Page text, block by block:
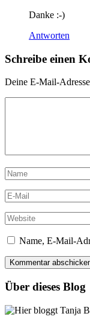
Danke :-)
Antworten
Schreibe einen
Deine E-Mail-
Name, E-Mail-
Über dieses Blog
Hier bloggt Tanja